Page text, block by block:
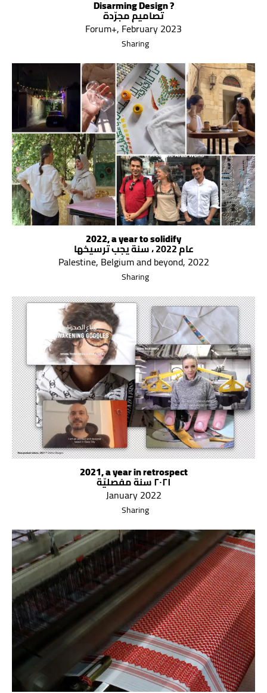
Disarming Design ?
تصاميم مجرّدة
Forum+, February 2023
Sharing
2022, a year to solidify
عام 2022 ، سنة يجب ترسيخها
Palestine, Belgium and beyond, 2022
Sharing
2021, a year in retrospect
٢٠٢١ سنة مفصليّة
January 2022
Sharing